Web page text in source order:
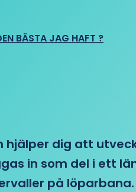
BÄSTA JAG HAFT ?
dig att
in som del i ett
på